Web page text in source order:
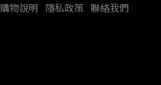
購物說明 隱私政策 聯絡我們